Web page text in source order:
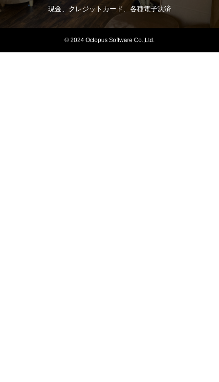
現金、クレジットカード、各種電子決済
© 2024 Octopus Software Co.,Ltd.